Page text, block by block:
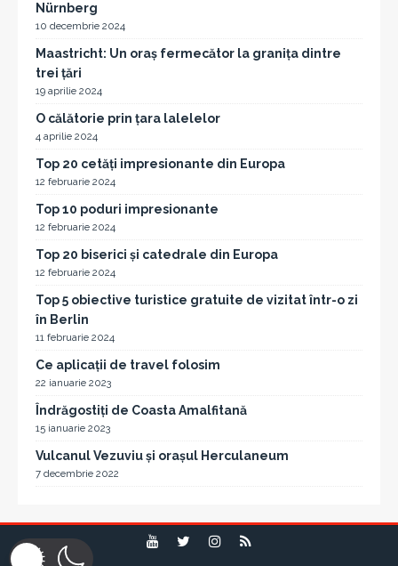
Nürnberg
10 decembrie 2024
Maastricht: Un oraș fermecător la granița dintre
trei țări
19 aprilie 2024
O călătorie prin țara lalelelor
4 aprilie 2024
Top 20 cetăți impresionante din Europa
12 februarie 2024
Top 10 poduri impresionante
12 februarie 2024
Top 20 biserici și catedrale din Europa
12 februarie 2024
Top 5 obiective turistice gratuite de vizitat într-o zi
în Berlin
11 februarie 2024
Ce aplicații de travel folosim
22 ianuarie 2023
Îndrăgostiți de Coasta Amalfitană
15 ianuarie 2023
Vulcanul Vezuviu și orașul Herculaneum
7 decembrie 2022